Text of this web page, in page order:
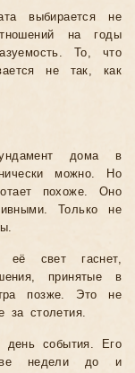
выбирается не
на годы
То, что
не так, как
дома в
можно. Но
похоже. Оно
Только не
её свет гаснет,
принятые в
позже. Это не
за столетия.
день события. Его
недели до и